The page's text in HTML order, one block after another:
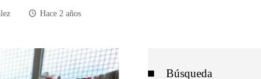
Hace 2 años
Búsqueda